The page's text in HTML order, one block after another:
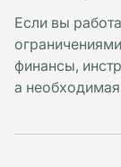
Если вы
финансы,
а